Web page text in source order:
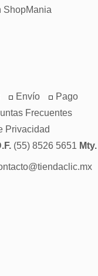
Envío
Pago
Frecuentes
Privacidad
(55) 8526 5651 Mty.